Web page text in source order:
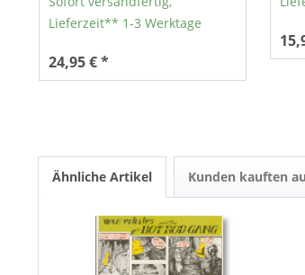
Lieferzeit** 1-3 Werktage
24,95 € *
Ähnliche Artikel Kunden kauften